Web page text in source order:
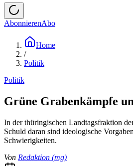
AbonnierenAbo
Home
/
Politik
Politik
Grüne Grabenkämpfe
In der thüringischen Landtagsfraktion
Schuld daran sind ideologische
Schwierigkeiten.
Von Redaktion (mg)